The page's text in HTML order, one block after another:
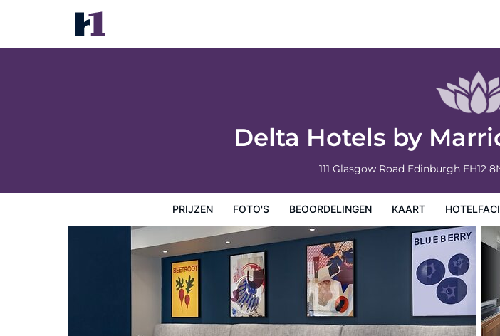
Delta Hotels by
111 Glasgow Road Edinburgh EH12
PRIJZEN FOTO'S BEOORDELINGEN KAART
Delta Hotels by Marriott Edinburgh
Prijzen